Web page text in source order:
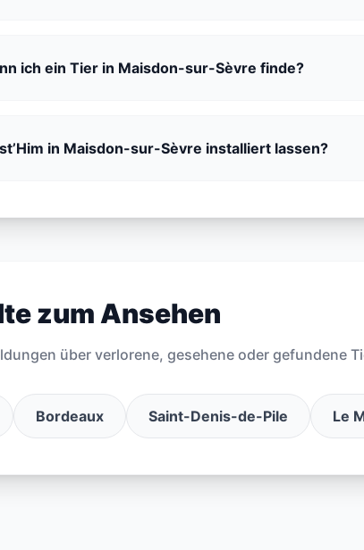
ich ein Tier in Maisdon-sur-Sèvre finde?
in Maisdon-sur-Sèvre installiert lassen?
zum Ansehen
über verlorene, gesehene oder gefundene
Bordeaux Saint-Denis-de-Pile Le